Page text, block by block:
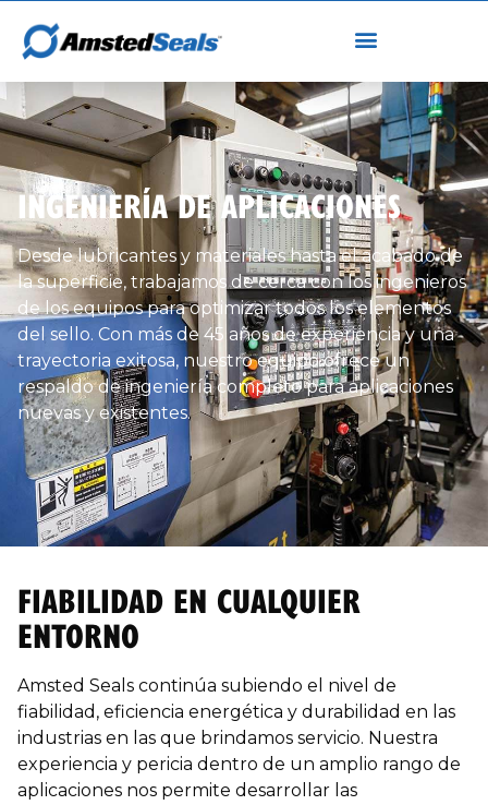
INGENIERÍA DE APLICACIONES
Desde lubricantes y materiales hasta el acabado de
la superficie, trabajamos de cerca con los ingenieros
de los equipos para optimizar todos los elementos
del sello. Con más de 45 años de experiencia y una
trayectoria exitosa, nuestro equipo ofrece un
respaldo de ingeniería completo para aplicaciones
nuevas y existentes.
FIABILIDAD EN CUALQUIER
ENTORNO
Amsted Seals continúa subiendo el nivel de
fiabilidad, eficiencia energética y durabilidad en las
industrias en las que brindamos servicio. Nuestra
experiencia y pericia dentro de un amplio rango de
aplicaciones nos permite desarrollar las